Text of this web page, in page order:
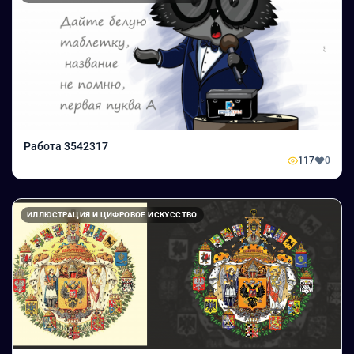
Работа 3542317
117 0
ИЛЛЮСТРАЦИЯ И ЦИФРОВОЕ ИСКУССТВО